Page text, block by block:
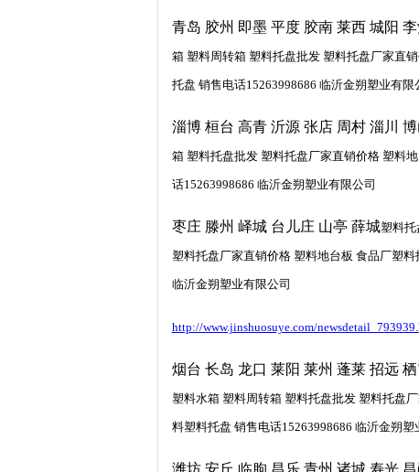
青岛 胶州 即墨 平度 胶南 莱西 城阳
箱 塑料周转箱 塑料托盘批发 塑料托盘厂家直
托盘 销售电话15263998686 临沂金朔塑业有限
淄博 桓台 高青 沂源 张店 周村 淄川
箱 塑料托盘批发 塑料托盘厂家直销价格 塑料
话15263998686 临沂金朔塑业有限公司
枣庄 滕州 峄城 台儿庄 山亭 薛城塑料托
塑料托盘厂家直销价格 塑料地台板 食品厂塑
临沂金朔塑业有限公司
http://www.jinshuosuye.com/
烟台 长岛 龙口 莱阳 莱州 蓬莱 招远
塑料水箱 塑料周转箱 塑料托盘批发 塑料托盘
料塑料托盘 销售电话15263998686 临沂金朔塑
潍坊 安丘 临朐 昌乐 青州 诸城 寿光